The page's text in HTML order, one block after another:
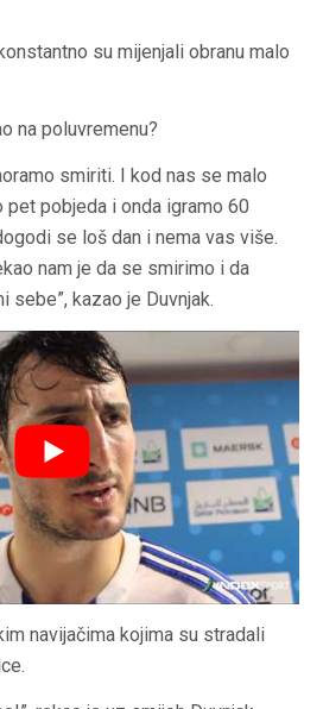
su mijenjali obranu malo
na poluvremenu?
smiriti. I kod nas se malo
pet pobjeda i onda igramo 60
se loš dan i nema vas više.
nam je da se smirimo i da
kazao je Duvnjak.
navijačima kojima su stradali